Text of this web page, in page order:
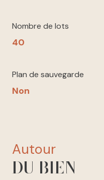
Nombre de lots
40
Plan de sauvegarde
Non
autour
DU BIEN